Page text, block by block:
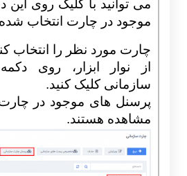
می توانید با کلیک روی این
موجود در چارت انتخاب
چارت مورد نظر را انتخاب
از نوار ابزار، روی
سازمانی کلیک کنید.
پرسنل های موجود در
مشاهده هستند.